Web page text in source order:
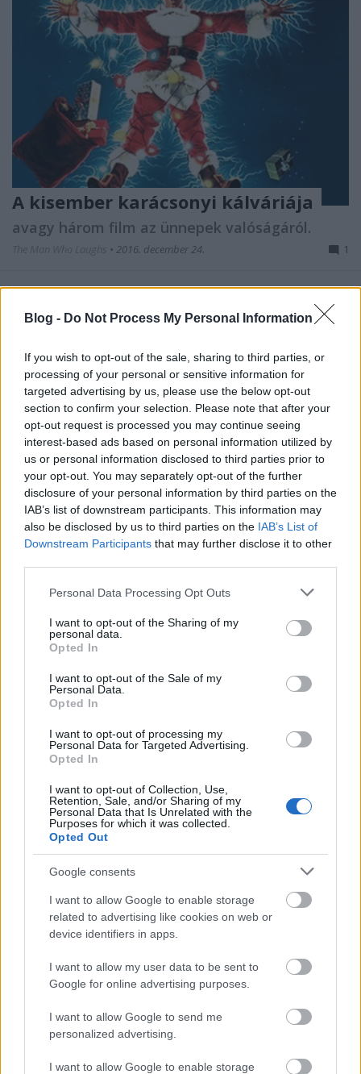
Blog - Do Not Process My Personal Information
If you wish to opt-out of the sale, sharing to third parties, or
processing of your personal or sensitive information for
targeted advertising by us, please use the below opt-out
section to confirm your selection. Please note that after your
opt-out request is processed you may continue seeing
interest-based ads based on personal information utilized by
us or personal information disclosed to third parties prior to
your opt-out. You may separately opt-out of the further
disclosure of your personal information by third parties on the
IAB’s list of downstream participants. This information may
also be disclosed by us to third parties on the IAB’s List of
Downstream Participants that may further disclose it to other
Please note that this website/app uses one or more Google
not limited to your visit or usage behaviour. You may click to
grant or deny consent to Google and its third-party tags to
use your data for below specified purposes in below Google
consent section.
Personal Data Processing Opt Outs
I want to opt-out of the Sharing of my
personal data.
Opted In
I want to opt-out of the Sale of my
Personal Data.
Opted In
I want to opt-out of processing my
Personal Data for Targeted Advertising.
Opted In
I want to opt-out of Collection, Use,
Retention, Sale, and/or Sharing of my
Personal Data that Is Unrelated with the
Purposes for which it was collected.
Opted Out
Google consents
I want to allow Google to enable storage
related to advertising like cookies on web or
device identifiers in apps.
I want to allow my user data to be sent to
Google for online advertising purposes.
I want to allow Google to send me
personalized advertising.
I want to allow Google to enable storage
A kisember karácsonyi kálváriája
avagy három film az ünnepek valóságáról.
• 2016. december 24. 1
Bár imádom a karácsonyt, nem vagyok naiv.
Tisztában vagyok vele, hogy Jézus a szaturnália
helyét kisajátító, és a szeretet, a család, illetve a
napjainkra szinte teljesen elvesztette bárminemű
szakrális vonzatát. De nem is az a baj, hogy a
karácsony…
10 nem tipikus film karácsonyra
AldoWinnfield• 2016. december 24.
A különböző karácsony összeállításokkal már tele
van a filmes oldalak padlása, főleg az év ezen
szakában, de még a Die Hardtól a különféle bizarr
karácsonyi horrorokig terjedő alternatív ajánlásokat
is unhatjátok már. (Ha nem, itt a mi listánk
tavalyról.) Ezért idén…